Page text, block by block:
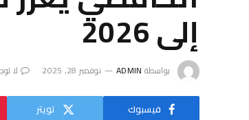
إلى 2026
بواسطة ADMIN نوفمبر 28, 2025 لا
فيسبوك تويتر